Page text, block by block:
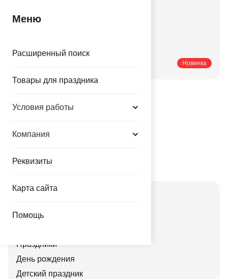
Меню
Расширенный поиск
Товары для праздника
Условия работы
Компания
Реквизиты
Карта сайта
Помощь
Купить оптом
Купить в розницу
Новинка
Актуальные праздники
Свадьбы
Праздники
День рождения
Детский праздник